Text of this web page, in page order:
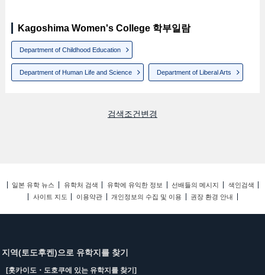
Kagoshima Women's College 학부일람
Department of Childhood Education
Department of Human Life and Science Department of Liberal Arts
검색조건변경
일본 유학 뉴스 유학처 검색 유학에 유익한 정보 선배들의 메시지
색인검색
사이트 지도
이용약관 개인정보의 수집 및 이용 권장 환경 안내
지역(토도후켄)으로 유학지를 찾기
[홋카이도・도호쿠에 있는 유학지를 찾기]